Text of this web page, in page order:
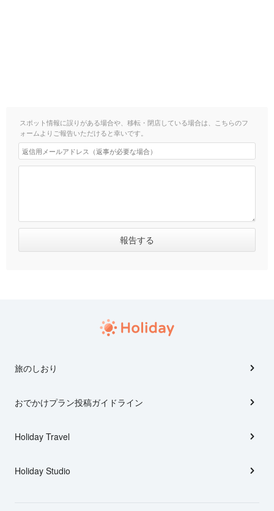
スポット情報に誤りがある場合や、移転・閉店している場合は、こちらのフ
ォームよりご報告いただけると幸いです。
旅のしおり
おでかけプラン投稿ガイドライン
Holiday Travel
Holiday Studio